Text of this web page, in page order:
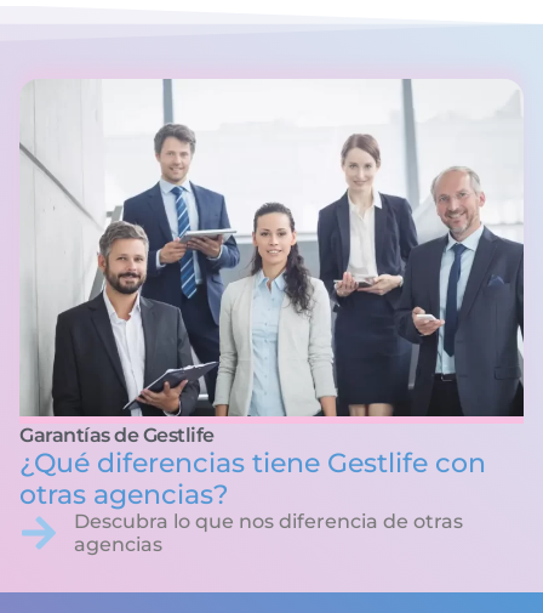
Garantías de Gestlife
¿Qué diferencias tiene Gestlife con
otras agencias?
Descubra lo que nos diferencia de otras
agencias